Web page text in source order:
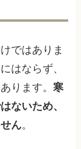
ではありま
はならず、
ります。寒
ないため、
ん。